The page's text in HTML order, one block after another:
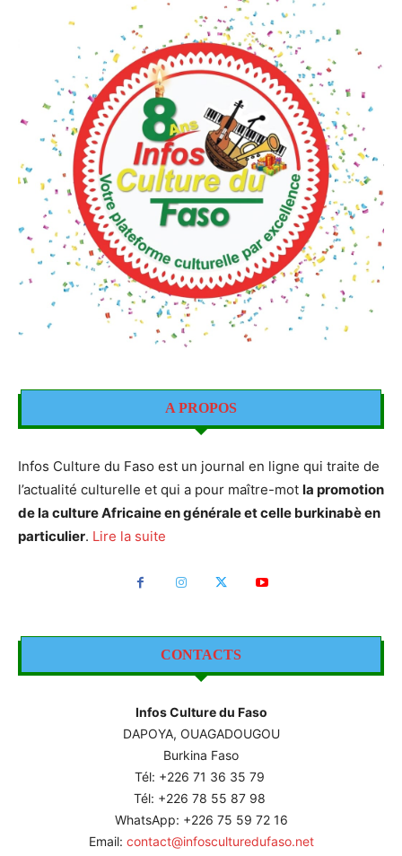
A PROPOS
Infos Culture du Faso est un journal en ligne qui traite de
l’actualité culturelle et qui a pour maître-mot la promotion
de la culture Africaine en générale et celle burkinabè en
particulier. Lire la suite
CONTACTS
Infos Culture du Faso
DAPOYA, OUAGADOUGOU
Burkina Faso
Tél: +226 71 36 35 79
Tél: +226 78 55 87 98
WhatsApp: +226 75 59 72 16
Email: contact@infosculturedufaso.net